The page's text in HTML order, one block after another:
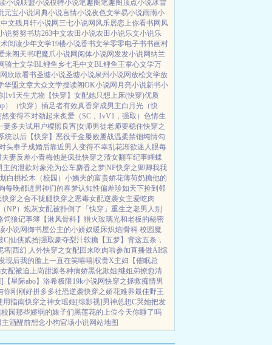
小说联盟小说模特小说笔趣阁笔趣阁顶点小说冰雪
元宝小说词典小说言情小说夜色文学易小说雨雨小
文残月轩小说网 三七小说网 风乐居恋上你看书网 风
说努努书坊263中文农田小说农田小说乐文小说乐
阅读少年文学19楼小说香书文学零零电子书书画村
来阁 天书吧魔爪小说网 阅体小说网发发小说网纳兰
骑士文学BL鲤鱼乡七毛中文BL鲤鱼王掌心文学万
欣欣看书圣墟小说圣墟小说泉州小说网放松文学放
华盟文章大众文学搜读阁OK小说网 月亮小说新书小
|1v1天生尤物【快穿】 女配她只想上床(快穿)优质
）
（快穿）插足者有效真香穿成男主白月光（快
变得不对劲起来炙爱（SC，1vV1，强取） 色情生
妻多夫试用户樱照良宵|女师男徒老师要稳住快穿之
统以后【快穿】 恶役千金屡败屡战温柔禁锢纯情勾
头奉子成婚后靠近男人变得不幸乱花渐欲迷人眼每
夫妻反差小青梅他是疯批快穿之渣女翻车纪事蝴蝶
主的泄欲对象沦为公车麝香之梦|NP快穿之卿卿我我
白桃松木（校园） 小姨夫的富贵娇花薄荷奶糖他的
每晚都进男神们的春梦认知性偏差珍如天下捡到邻
快穿之合不拢腿快穿之恶毒女配逆袭女主爱吃肉
NP） 炮灰女配被扑倒了「快穿」 重生之老男人别
饲狼记事簿 【港风骨科】猎火玻璃光和老板的秘密
小说网御书屋公主的小娇奴暖床炽焰|骨科 校园 魔
C|仙侠贰拾|强取豪夺梨汁软糖 【五梦】背这五条，
塔|西幻 人外快穿之女配回来吃肉啦参加直播做AI综
现后我的脸上一直在笑嘻嘻|权贵X主妇 【催眠总
配被迫上岗甜源各种病娇黑化欺姐|继姐弟撩愈清
【星际abo】洛希极限19k小说网快穿之拯救痴情男
你刚刚好拼多多社恐逆袭快穿之娇花难养最佳野王
用指南快穿之神女瑶姬[综影视]男神总想C哭她把发
园那些娇弱的婊子们黑莲花的上位今天你睡了吗
主酒醒前想念小狗官场小说网站地图